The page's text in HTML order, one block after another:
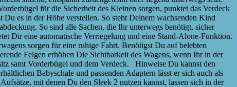
für die Sicherheit des Kleinen sorgen, punktet das Verdeck
es in der Höhe verstellen. So steht Deinem wachsenden Kind
So sind alle Sachen, die Ihr unterwegs benötigt, sicher
Dir eine automatische Verriegelung und eine Stand-Alone-Funktion.
sorgen für eine ruhige Fahrt. Benötigst Du auf belebten
Felgen erhöhen Die Sichtbarkeit des Wagens, wenn Ihr in der
samt Vorderbügel und dem Verdeck. Hinweise Du kannst den
Babyschale und passenden Adaptern lässt er sich auch als
mit denen Du den Sleek 2 nutzen kannst, lassen sich in der